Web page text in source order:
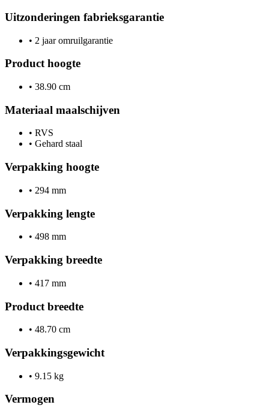
Uitzonderingen fabrieksgarantie
• 2 jaar omruilgarantie
Product hoogte
• 38.90 cm
Materiaal maalschijven
• RVS
• Gehard staal
Verpakking hoogte
• 294 mm
Verpakking lengte
• 498 mm
Verpakking breedte
• 417 mm
Product breedte
• 48.70 cm
Verpakkingsgewicht
• 9.15 kg
Vermogen